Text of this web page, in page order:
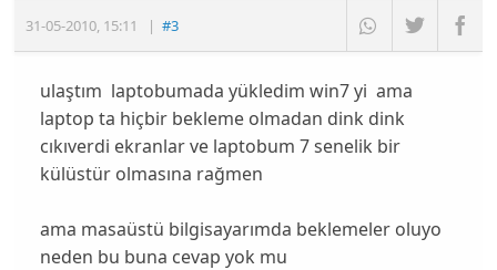
31-05-2010, 15:11 |#3
ulaştım laptobumada yükledim win7 yi ama
laptop ta hiçbir bekleme olmadan dink dink
cıkıverdi ekranlar ve laptobum 7 senelik bir
külüstür olmasına rağmen
ama masaüstü bilgisayarımda beklemeler oluyo
neden bu buna cevap yok mu